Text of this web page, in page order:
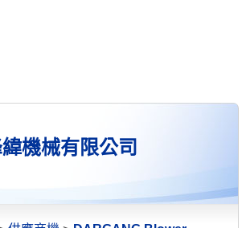
機械有限公司